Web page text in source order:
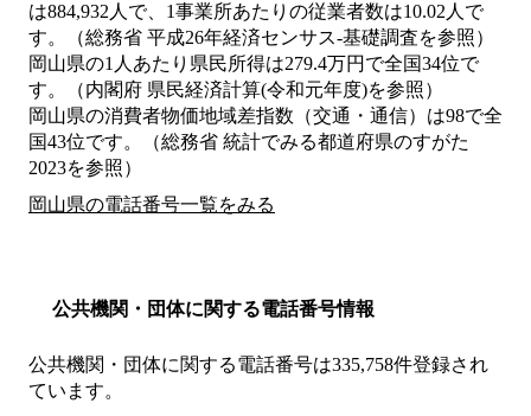
は884,932人で、1事業所あたりの従業者数は10.02人で
す。（総務省 平成26年経済センサス‐基礎調査を参照）
岡山県の1人あたり県民所得は279.4万円で全国34位で
す。（内閣府 県民経済計算(令和元年度)を参照）
岡山県の消費者物価地域差指数（交通・通信）は98で全
国43位です。（総務省 統計でみる都道府県のすがた
2023を参照）
岡山県の電話番号一覧をみる
公共機関・団体に関する電話番号情報
公共機関・団体に関する電話番号は335,758件登録され
ています。